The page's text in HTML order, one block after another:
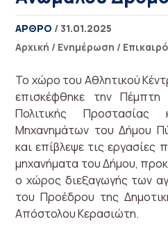
ΑΡΘΡΟ / 31.01.2025
Αρχική / Ενημέρωση /
Το χώρο του Αθλητικού
επισκέφθηκε την Πέμπτη
Πολιτικής
Μηχανημάτων του Δήμου
και επίβλεψε τις εργασίες
μηχανήματα του Δήμου,
ο χώρος διεξαγωγής των
του Προέδρου της
Απόστολου Κερασιώτη.